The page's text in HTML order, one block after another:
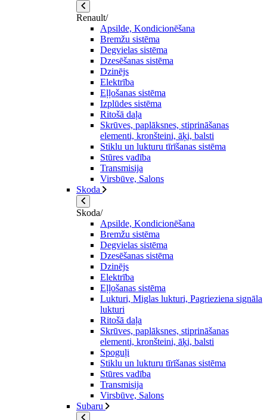
Renault/
Apsilde, Kondicionēšana
Bremžu sistēma
Degvielas sistēma
Dzesēšanas sistēma
Dzinējs
Elektrība
Eļļošanas sistēma
Izplūdes sistēma
Ritošā daļa
Skrūves, paplāksnes, stiprināšanas
elementi, kronšteini, āķi, balsti
Stiklu un lukturu tīrīšanas sistēma
Stūres vadība
Transmisija
Virsbūve, Salons
Skoda
Skoda/
Apsilde, Kondicionēšana
Bremžu sistēma
Degvielas sistēma
Dzesēšanas sistēma
Dzinējs
Elektrība
Eļļošanas sistēma
Lukturi, Miglas lukturi, Pagrieziena signāla
lukturi
Ritošā daļa
Skrūves, paplāksnes, stiprināšanas
elementi, kronšteini, āķi, balsti
Spoguļi
Stiklu un lukturu tīrīšanas sistēma
Stūres vadība
Transmisija
Virsbūve, Salons
Subaru